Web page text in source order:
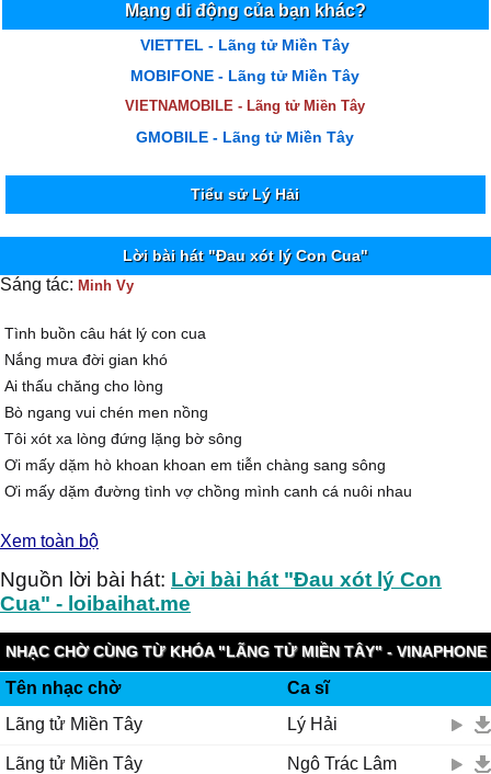
Mạng di động của bạn khác?
VIETTEL - Lãng tử Miền Tây
MOBIFONE - Lãng tử Miền Tây
VIETNAMOBILE - Lãng tử Miền Tây
GMOBILE - Lãng tử Miền Tây
Tiểu sử Lý Hải
Lời bài hát "Đau xót lý Con Cua"
Sáng tác: Minh Vy
Tình buồn câu hát lý con cua
Nắng mưa đời gian khó
Ai thấu chăng cho lòng
Bò ngang vui chén men nồng
Tôi xót xa lòng đứng lặng bờ sông
Ơi mấy dặm hò khoan khoan em tiễn chàng sang sông
Ơi mấy dặm đường tình vợ chồng mình canh cá nuôi nhau
Bao khó nhọc đời gian lao em ở nhà bình an
Có những buổi chiều mưa ngâu anh lặn lội đồng sâu
Ai biết được lòng người là tình đời bạc bẽo nông sâu
Khi gió lạnh mùa đông sang anh thay vỏ nằm đau
Tình buồn lắm người ơi
Đôi tay trắng che từng vết thương lòng
Rồi chiều chiều nhớ mong
Ra sông vắng trông chờ nàng cua
Xem toàn bộ
Nguồn lời bài hát: Lời bài hát "Đau xót lý Con
Cua" - loibaihat.me
NHẠC CHỜ CÙNG TỪ KHÓA "LÃNG TỬ MIỀN TÂY" - VINAPHONE
RINGTUNES
Tên nhạc chờ
Ca sĩ
Lãng tử Miền Tây
Lý Hải
Lãng tử Miền Tây Ngô Trác Lâm